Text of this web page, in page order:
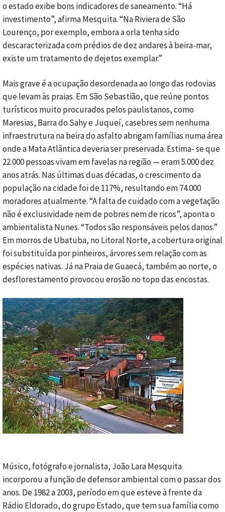
o estado exibe bons indicadores de saneamento. “Há
investimento”, afirma Mesquita. “Na Riviera de São
Lourenço, por exemplo, embora a orla tenha sido
descaracterizada com prédios de dez andares à beira-mar,
existe um tratamento de dejetos exemplar.”
Mais grave é a ocupação desordenada ao longo das rodovias
que levam às praias. Em São Sebastião, que reúne pontos
turísticos muito procurados pelos paulistanos, como
Maresias, Barra do Sahy e Juqueí, casebres sem nenhuma
infraestrutura na beira do asfalto abrigam famílias numa área
onde a Mata Atlântica deveria ser preservada. Estima- se que
22.000 pessoas vivam em favelas na região — eram 5.000 dez
anos atrás. Nas últimas duas décadas, o crescimento da
população na cidade foi de 117%, resultando em 74.000
moradores atualmente. “A falta de cuidado com a vegetação
não é exclusividade nem de pobres nem de ricos”, aponta o
ambientalista Nunes. “Todos são responsáveis pelos danos.”
Em morros de Ubatuba, no Litoral Norte, a cobertura original
foi substituída por pinheiros, árvores sem relação com as
espécies nativas. Já na Praia de Guaecá, também ao norte, o
desflorestamento provocou erosão no topo das encostas.
Músico, fotógrafo e jornalista, João Lara Mesquita
incorporou a função de defensor ambiental com o passar dos
anos. De 1982 a 2003, período em que esteve à frente da
Rádio Eldorado, do grupo Estado, que tem sua família como